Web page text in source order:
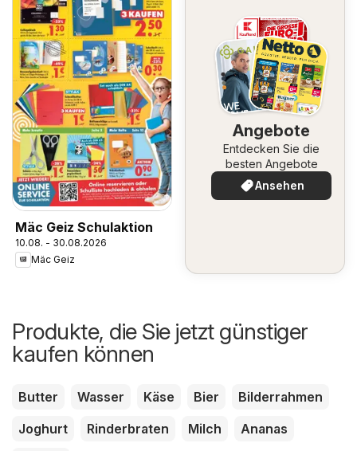
Mäc Geiz Schulaktion
10.08. - 30.08.2026
Mäc Geiz
Angebote
Entdecken Sie die
besten Angebote
Ansehen
Produkte, die Sie jetzt günstiger
kaufen können
Butter Wasser Käse Bier
Bilderrahmen
Joghurt
Rinderbraten Milch
Ananas